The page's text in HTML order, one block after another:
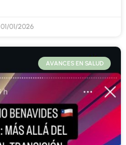
01/01/2026
AVANCES EN SALUD